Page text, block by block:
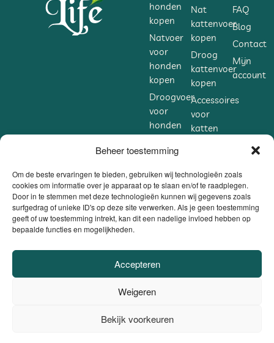
Beheer toestemming
Om de beste ervaringen te bieden, gebruiken wij technologieën zoals
cookies om informatie over je apparaat op te slaan en/of te raadplegen.
Door in te stemmen met deze technologieën kunnen wij gegevens zoals
surfgedrag of unieke ID's op deze site verwerken. Als je geen toestemming
geeft of uw toestemming intrekt, kan dit een nadelige invloed hebben op
bepaalde functies en mogelijkheden.
Accepteren
Weigeren
Bekijk voorkeuren
honden
kopen
Natvoer
voor
honden
kopen
Droogvoer
voor
honden
Accessoires
voor
honden
kopen
Supplementen
Nat
kattenvoer
kopen
Droog
kattenvoer
kopen
Accessoires
voor
katten
voor
katten
kopen
FAQ
Blog
Contact
Mijn
account
Privacybeleid / Algemene voorwaarden /